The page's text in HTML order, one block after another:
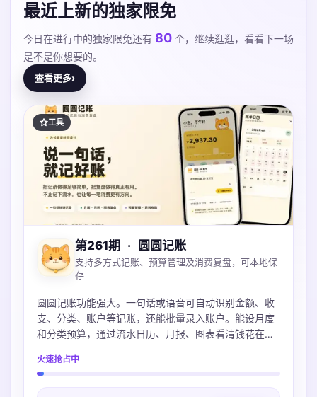
最近上新的独家限免
今日在进行中的独家限免还有 80 个，继续逛逛，看看下一场
是不是你想要的。
查看更多›
工具
第261期 · 圆圆记账
支持多方式记账、预算管理及消费复盘，可本地保
存
圆圆记账功能强大。一句话或语音可自动识别金额、收
支、分类、账户等记账，还能批量录入账户。能设月度
和分类预算，通过流水日历、月报、图表看清钱花在
导入多种账单，微信支付宝Excel都支持。
火速抢占中